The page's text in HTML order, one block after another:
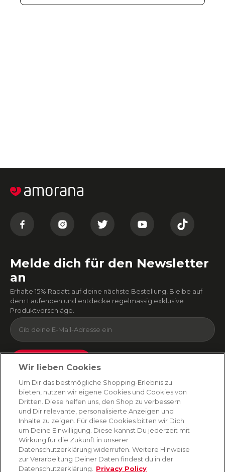
Melde dich für den Newsletter
an
Erhalte 15% Rabatt auf deine nächste Bestellung! Bleibe auf
dem Laufenden und entdecke regelmässig exklusive
Produktvorschläge.
Absenden
Du kannst dich jederzeit von unserem Newsletter abmelden. Indem du fortfährst, stimmst
du unseren E-Mail-Bedingungenund Datenschutzbestimmungen zu
AMORANA
MARKEN
Wir lieben Cookies
Um Dir das bestmögliche Shopping-Erlebnis zu
bieten, nutzen wir eigene Cookies und Cookies von
Dritten. Diese helfen uns, den Shop zu verbessern
und Dir relevante, personalisierte Anzeigen und
Inhalte zu zeigen. Für diese Cookies bitten wir Dich
um Deine Einwilligung. Diese kannst Du jederzeit mit
Wirkung für die Zukunft in unserer
Datenschutzerklärung widerrufen. Weitere Hinweise
zur Verarbeitung Deiner Daten findest du in der
Datenschutzerklärung.
Privacy Policy